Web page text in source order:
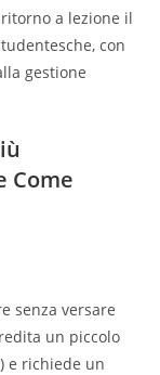
a lezione il
con
gestione
Come
senza versare
un piccolo
e richiede un